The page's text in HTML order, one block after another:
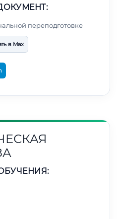
переподготовке
в Max